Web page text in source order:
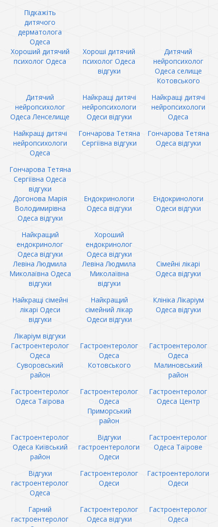
Підкажіть
дитячого
дерматолога
Одеса
Хороший дитячий
психолог Одеса
Хороші дитячий
психолог Одеса
відгуки
Дитячий
нейропсихолог
Одеса селище
Котовського
Дитячий
нейропсихолог
Одеса Ленселище
Найкращі дитячі
нейропсихологи
Одеси відгуки
Найкращі дитячі
нейропсихологи
Одеса
Найкращі дитячі
нейропсихологи
Одеса
Гончарова Тетяна
Сергіївна відгуки
Гончарова Тетяна
Одеса відгуки
Гончарова Тетяна
Сергіївна Одеса
відгуки
Догонова Марія
Володимирівна
Одеса відгуки
Ендокринологи
Одеса відгуки
Ендокринологи
Одеси відгуки
Найкращий
ендокринолог
Одеса відгуки
Хороший
ендокринолог
Одеса відгуки
Левіна Людмила
Миколаївна Одеса
відгуки
Левіна Людмила
Миколаївна
відгуки
Сімейні лікарі
Одеса відгуки
Найкращі сімейні
лікарі Одеси
відгуки
Найкращий
сімейний лікар
Одеси відгуки
Клініка Лікаріум
Одеса відгуки
Лікаріум відгуки
Гастроентеролог
Одеса
Суворовський
район
Гастроентеролог
Одеса
Котовського
Гастроентеролог
Одеса
Малиновський
район
Гастроентеролог
Одеса Таїрова
Гастроентеролог
Одеса
Приморський
район
Гастроентеролог
Одеса Центр
Гастроентеролог
Одеса Київський
район
Відгуки
гастроентерологи
Одеси
Гастроентеролог
Одеса Таїрове
Відгуки
гастроентеролог
Одеса
Гастроентеролог
Одеси
Гастроентерологи
Одеси
Гарний
гастроентеролог
Гастроентеролог
Одеса відгуки
Гастроентеролог
Одеса